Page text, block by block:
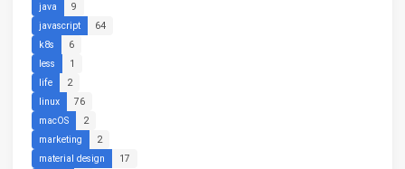
java
9
javascript
64
k8s
6
less
1
life
2
linux
76
macOS
2
marketing
2
material design
17